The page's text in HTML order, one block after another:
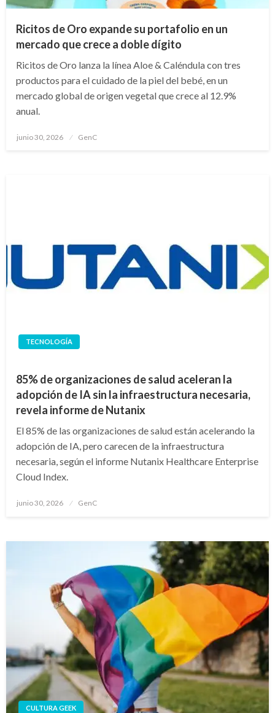
Ricitos de Oro expande su portafolio en un
mercado que crece a doble dígito
Ricitos de Oro lanza la línea Aloe & Caléndula con tres
productos para el cuidado de la piel del bebé, en un
mercado global de origen vegetal que crece al 12.9%
anual.
Publicado
junio 30, 2026 GenC
TECNOLOGÍA
85% de organizaciones de salud aceleran la
adopción de IA sin la infraestructura necesaria,
revela informe de Nutanix
El 85% de las organizaciones de salud están acelerando la
adopción de IA, pero carecen de la infraestructura
necesaria, según el informe Nutanix Healthcare Enterprise
Cloud Index.
Publicado
junio 30, 2026 GenC
CULTURA GEEK